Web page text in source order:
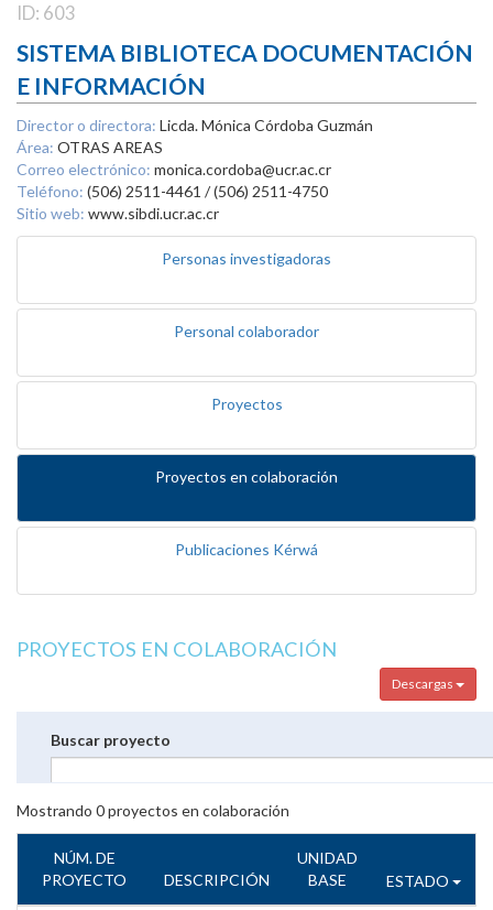
ID: 603
SISTEMA BIBLIOTECA DOCUMENTACIÓN
E INFORMACIÓN
Director o directora: Licda. Mónica Córdoba Guzmán
Área: OTRAS AREAS
Correo electrónico: monica.cordoba@ucr.ac.cr
Teléfono: (506) 2511-4461 / (506) 2511-4750
Sitio web: www.sibdi.ucr.ac.cr
Personas investigadoras
Personal colaborador
Proyectos
Proyectos en colaboración
Publicaciones Kérwá
PROYECTOS EN COLABORACIÓN
Descargas
Buscar proyecto
Mostrando 0proyectos en colaboración
NÚM. DE
PROYECTO
DESCRIPCIÓN
UNIDAD
BASE
ESTADO